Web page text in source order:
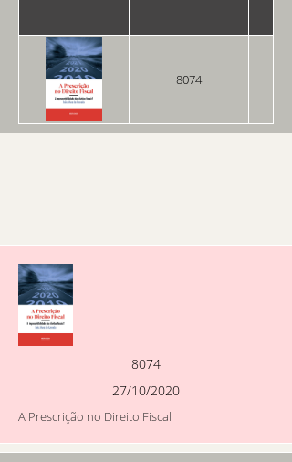
8074
8074
27/10/2020
A Prescrição no Direito Fiscal